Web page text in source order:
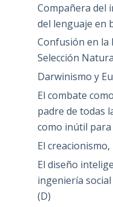
Compañera del
del lenguaje en
Confusión en la
Selección
Darwinismo y
El combate
padre de todas
como inútil para
El
El diseño
ingeniería
(D)